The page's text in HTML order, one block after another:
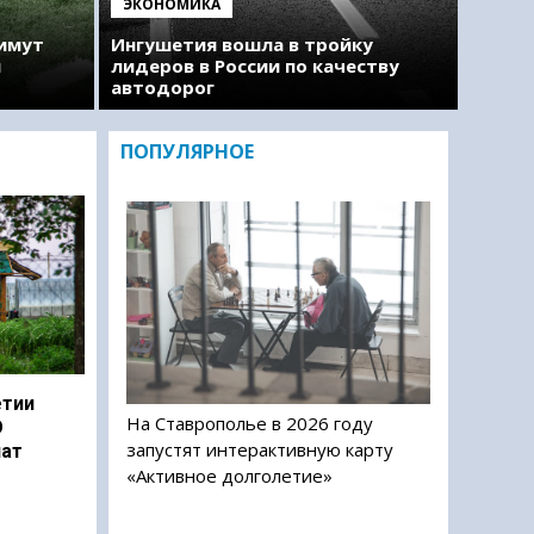
Ингушетия вошла в тройку
лидеров в России по качеству
автодорог
ПОПУЛЯРНОЕ
На Ставрополье в 2026 году
запустят интерактивную карту
«Активное долголетие»